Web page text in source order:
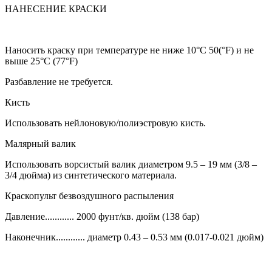
НАНЕСЕНИЕ КРАСКИ
Наносить краску при температуре не ниже 10°С 50(°F) и не
выше 25°С (77°F)
Разбавление не требуется.
Кисть
Использовать нейлоновую/полиэстровую кисть.
Малярный валик
Использовать ворсистый валик диаметром 9.5 – 19 мм (3/8 –
3/4 дюйма) из синтетического материала.
Краскопульт безвоздушного распыления
Давление............ 2000 фунт/кв. дюйм (138 бар)
Наконечник............ диаметр 0.43 – 0.53 мм (0.017-0.021 дюйм)